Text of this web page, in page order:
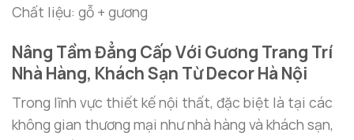
Chất liệu: gỗ + gương
Nâng Tầm Đẳng Cấp Với Gương Trang Trí
Nhà Hàng, Khách Sạn Từ Decor Hà Nội
Trong lĩnh vực thiết kế nội thất, đặc biệt là tại các
không gian thương mại như nhà hàng và khách sạn,